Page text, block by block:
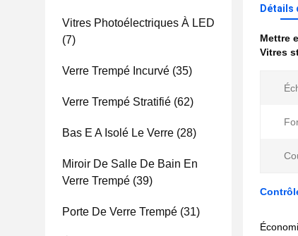
Vitres Photoélectriques À LED
(7)
Verre Trempé Incurvé (35)
Verre Trempé Stratifié (62)
Bas E A Isolé Le Verre (28)
Miroir De Salle De Bain En
Verre Trempé (39)
Porte De Verre Trempé (31)
Détails
Mettre
Vitres